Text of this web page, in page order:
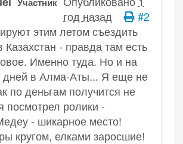
год назад
#2
этим летом съездить
Казахстан - правда там есть
Именно туда. Но и на
дней в Алма-Аты... Я еще не
по деньгам получится не
посмотрел ролики -
- шикарное место!
кругом, елками заросшие!